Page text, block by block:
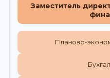
Заместитель
Планово-